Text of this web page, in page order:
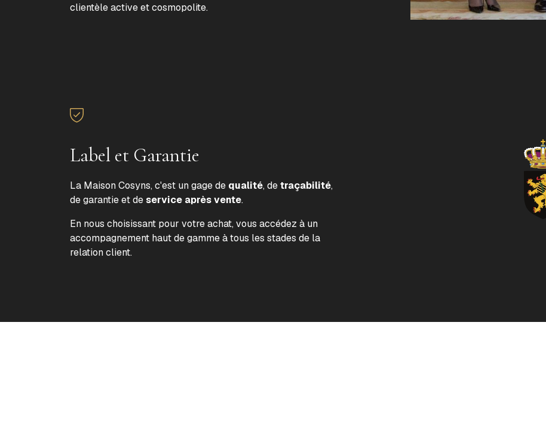
clientèle active et cosmopolite.
Label et Garantie
La Maison Cosyns, c'est un gage de qualité, detraçabilité,
de garantie et deservice après vente.
En nous choisissant pour votre achat, vous accédez à un
accompagnement haut de gamme à tous les stades de la
relation client.